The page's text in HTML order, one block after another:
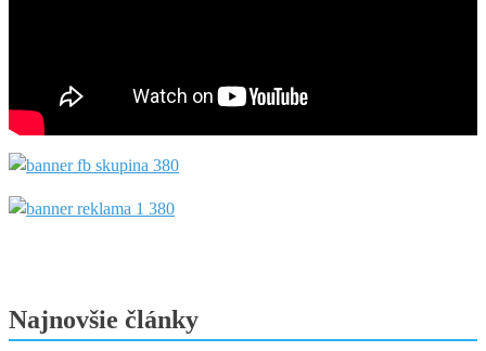
Najnovšie články